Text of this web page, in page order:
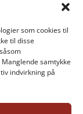
som cookies til
til disse
samtykke
indvirkning på